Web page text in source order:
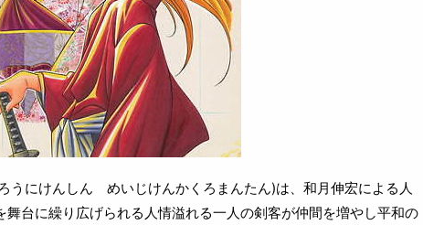
うにけんしん めいじけんかくろまんたん)は、和月伸宏による人
台に繰り広げられる人情溢れる一人の剣客が仲間を増やし平和の